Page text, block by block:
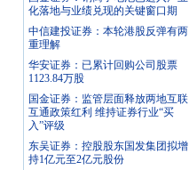
化落地与业绩兑现的关键窗口期
中信建投证券：本轮港股反弹有两
重理解
华安证券：已累计回购公司股票
1123.84万股
国金证券：监管层面释放两地互联
互通政策红利 维持证券行业“买
入”评级
东吴证券：控股股东国发集团拟增
持1亿元至2亿元股份